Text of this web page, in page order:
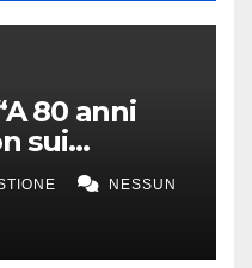
80 anni
sui
Sarebbe
NESSUN